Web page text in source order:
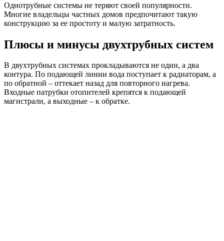
Однотрубные системы не теряют своей популярности.
Многие владельцы частных домов предпочитают такую
конструкцию за ее простоту и малую затратность.
Плюсы и минусы двухтрубных систем
В двухтрубных системах прокладываются не один, а два
контура. По подающей линии вода поступает к радиаторам, а
по обратной – оттекает назад для повторного нагрева.
Входные патрубки отопителей крепятся к подающей
магистрали, а выходные – к обратке.